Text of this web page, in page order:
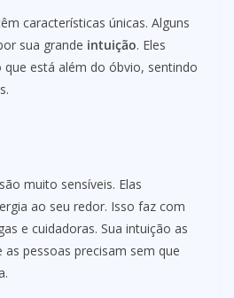
características únicas. Alguns
sua grande intuição. Eles
está além do óbvio, sentindo
muito sensíveis. Elas
ao seu redor. Isso faz com
e cuidadoras. Sua intuição as
pessoas precisam sem que